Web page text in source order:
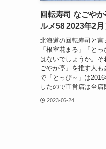
回転寿司 なごや
ルメ58 2023年2月
北海道の回転寿司と言
「根室花まる」「と
はないでしょうか。
ごやか亭」を推す人
で「とっぴ～」は
したので直営店は全店
2023-06-24